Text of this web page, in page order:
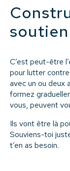
soutien
C’est peut-être
pour lutter
avec un ou deux
formez
vous, peuvent
Ils vont être là
Souviens-toi
t’en as besoin.